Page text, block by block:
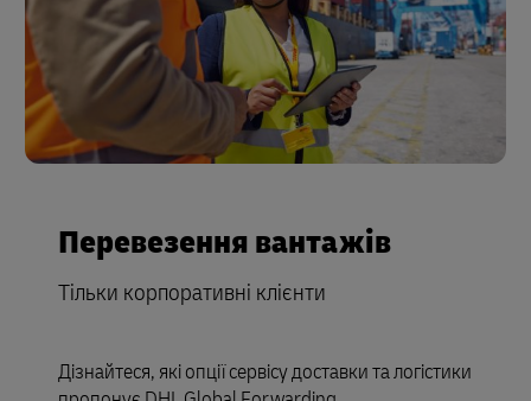
Перевезення вантажів
Тільки корпоративні клієнти
Дізнайтеся, які опції сервісу доставки та логістики